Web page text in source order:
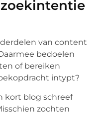
van content
bedoelen
of bereiken
intypt?
kort blog schreef
zochten